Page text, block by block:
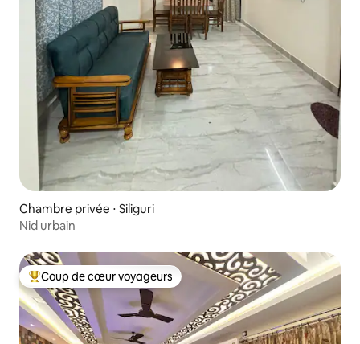
Chambre privée ⋅ Siliguri
Nid urbain
Coups de cœur voyageurs les plus appréciés
Coup de cœur voyageurs